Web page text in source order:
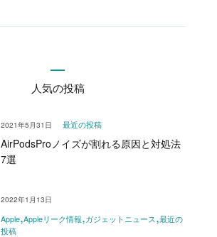
人気の投稿
最近の投稿
AirPodsProノイズが割れる原因と対処法
7選
2021年5月31日
Apple Appleリーク情報 ガジェットニュース 最近の
投稿
2022年1月13日